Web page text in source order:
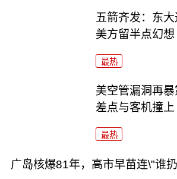
五箭齐发：东
美方留半点幻想
最热
美空管漏洞再
差点与客机撞上
最热
广岛核爆81年，高市早苗连\"谁扔